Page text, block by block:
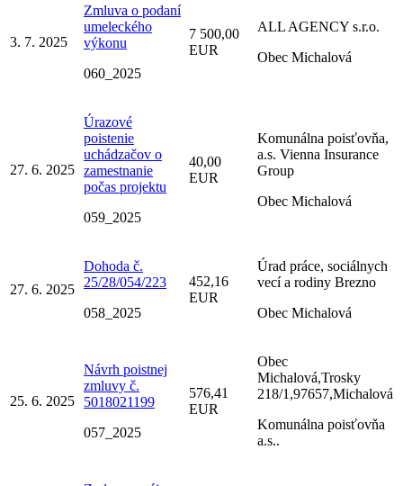
3. 7. 2025
Zmluva o podaní
umeleckého
výkonu
060_2025
7 500,00
EUR
ALL AGENCY s.r.o.
Obec Michalová
27. 6. 2025
Úrazové
poistenie
uchádzačov o
zamestnanie
počas projektu
059_2025
40,00
EUR
Komunálna poisťovňa,
a.s. Vienna Insurance
Group
Obec Michalová
27. 6. 2025
Dohoda č.
25/28/054/223
058_2025
452,16
EUR
Úrad práce, sociálnych
vecí a rodiny Brezno
Obec Michalová
25. 6. 2025
Návrh poistnej
zmluvy č.
5018021199
057_2025
576,41
EUR
Obec
Michalová,Trosky
218/1,97657,Michalová
Komunálna poisťovňa
a.s..